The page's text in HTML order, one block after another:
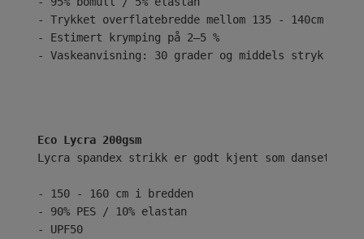
- Trykket overflatebredde mellom 135 - 140cm
- Estimert krymping på 2–5 %
- Vaskeanvisning: 30 grader og middels stryk
Eco Lycra 200gsm
Lycra spandex strikk er godt kjent som
- 150 - 160 cm i bredden
- 90% PES / 10% elastan
- UPF50